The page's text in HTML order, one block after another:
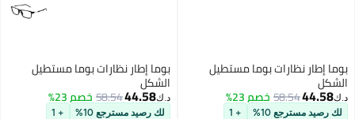
بوما إطار نظارات بوما مستطيل
الشكل
د.ك‏44.58
58.54خصم 23%
لك رصيد مسترجع 10% + 1
بوما إطار نظارات بوما مستطيل
الشكل
د.ك‏44.58
58.54خصم 23%
لك رصيد مسترجع 10% + 1